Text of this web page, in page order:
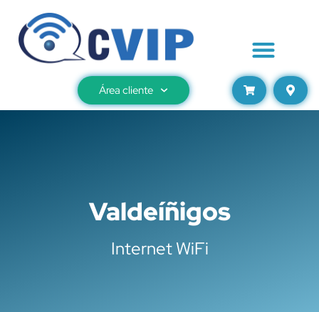
Área cliente
Valdeíñigos
Internet WiFi